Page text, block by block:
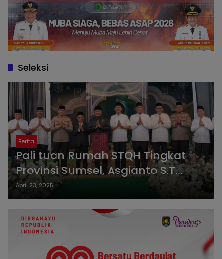
Seleksi
Berita
Pali tuan Rumah STQH Tingkat
Provinsi Sumsel, Asgianto S.T
berharap kegiatan ini untuk
memuliakan Al-Qur’an
April 23, 2025